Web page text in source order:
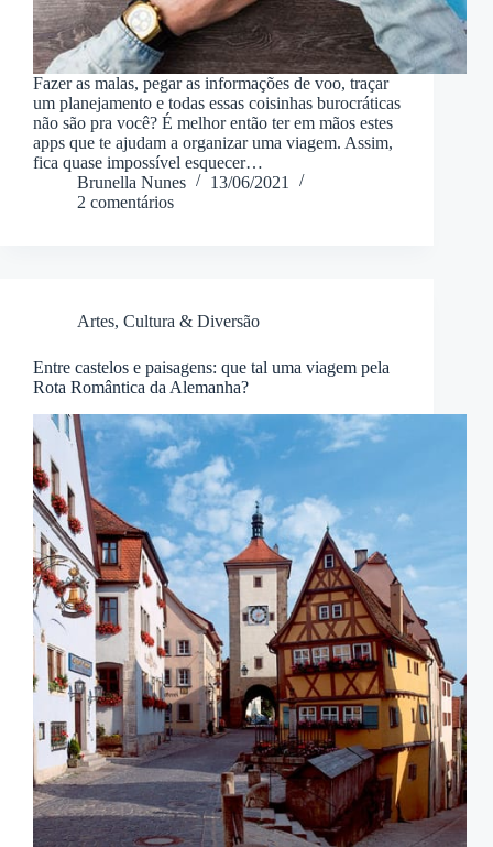
Fazer as malas, pegar as informações de voo, traçar
um planejamento e todas essas coisinhas burocráticas
não são pra você? É melhor então ter em mãos estes
apps que te ajudam a organizar uma viagem. Assim,
fica quase impossível esquecer…
Brunella Nunes
13/06/2021
2 comentários
Artes, Cultura & Diversão
Entre castelos e paisagens: que tal uma viagem pela
Rota Romântica da Alemanha?